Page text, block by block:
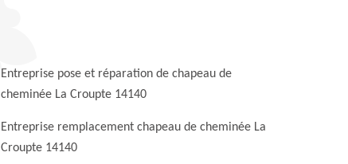
Entreprise pose et réparation de chapeau de
cheminée La Croupte 14140
Entreprise remplacement chapeau de cheminée La
Croupte 14140